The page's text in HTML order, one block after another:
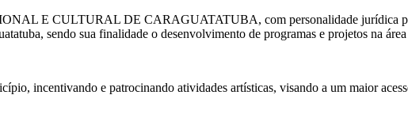
E CULTURAL DE CARAGUATATUBA, com personalidade jurídica
sendo sua finalidade o desenvolvimento de programas e projetos na
incentivando e patrocinando atividades artísticas, visando a um maior